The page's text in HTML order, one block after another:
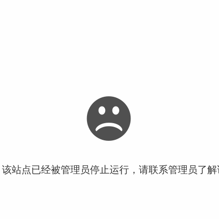
站点已经被管理员停止运行，请联系管理员了